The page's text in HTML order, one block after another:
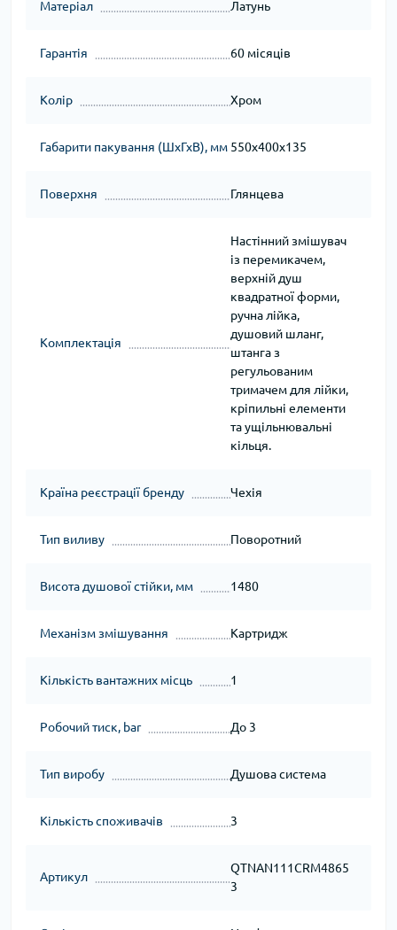
Матеріал Латунь
Гарантія 60 місяців
Колір Хром
Габарити пакування (ШхГхВ), мм 550х400х135
Поверхня Глянцева
Комплектація
Настінний змішувач
із перемикачем,
верхній душ
квадратної форми,
ручна лійка,
душовий шланг,
штанга з
регульованим
тримачем для лійки,
кріпильні елементи
та ущільнювальні
кільця.
Країна реєстрації бренду Чехія
Тип виливу Поворотний
Висота душової стійки, мм 1480
Механізм змішування Картридж
Кількість вантажних місць 1
Робочий тиск, bar До 3
Тип виробу Душова система
Кількість споживачів 3
Артикул
QTNAN111CRM4865
3